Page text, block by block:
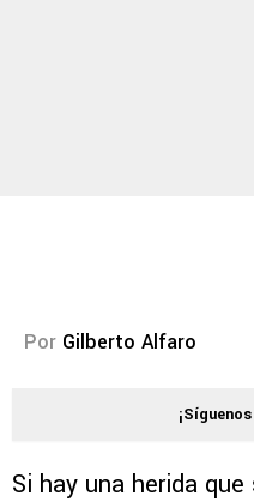
Por Gilberto Alfaro
Si hay una herida